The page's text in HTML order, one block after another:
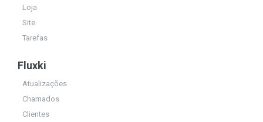
Loja
Site
Tarefas
Fluxki
Atualizações
Chamados
Clientes